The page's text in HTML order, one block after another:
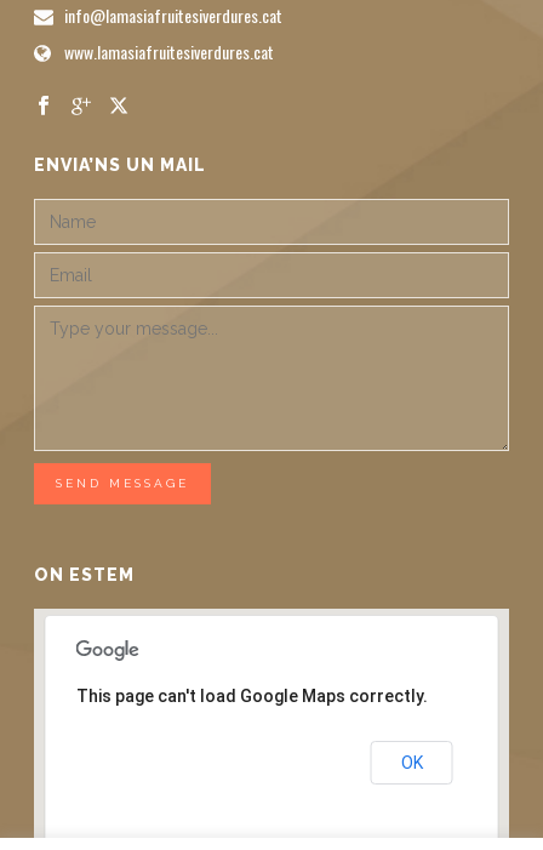
info@lamasiafruitesiverdures.cat
www.lamasiafruitesiverdures.cat
ENVIA’NS UN MAIL
SEND MESSAGE
ON ESTEM
This page can't load Google Maps correctly.
OK